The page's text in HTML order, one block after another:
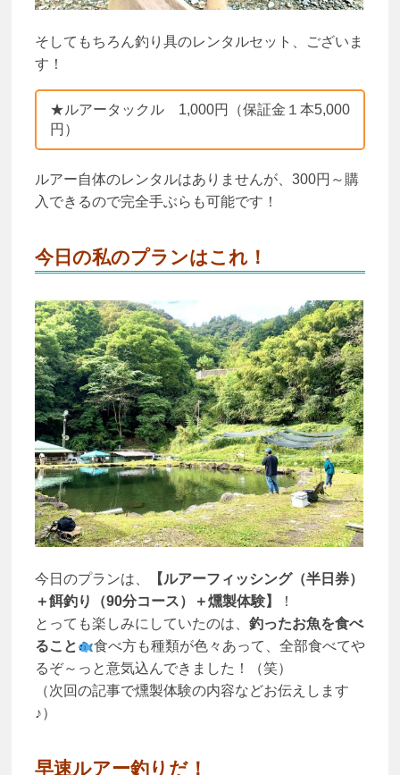
そしてもちろん釣り具のレンタルセット、ございま
す！
★ルアータックル 1,000円（保証金１本5,000
円）
ルアー自体のレンタルはありませんが、300円～購
入できるので完全手ぶらも可能です！
今日の私のプランはこれ！
今日のプランは、
【ルアーフィッシング（半日券）
＋餌釣り（90分コース）＋燻製体験】
！
とっても楽しみにしていたのは、 釣ったお魚を食べ
ること
食べ方も種類が色々あって、全部食べてや
るぞ～っと意気込んできました！（笑）
（次回の記事で燻製体験の内容などお伝えします
♪）
早速ルアー釣りだ！